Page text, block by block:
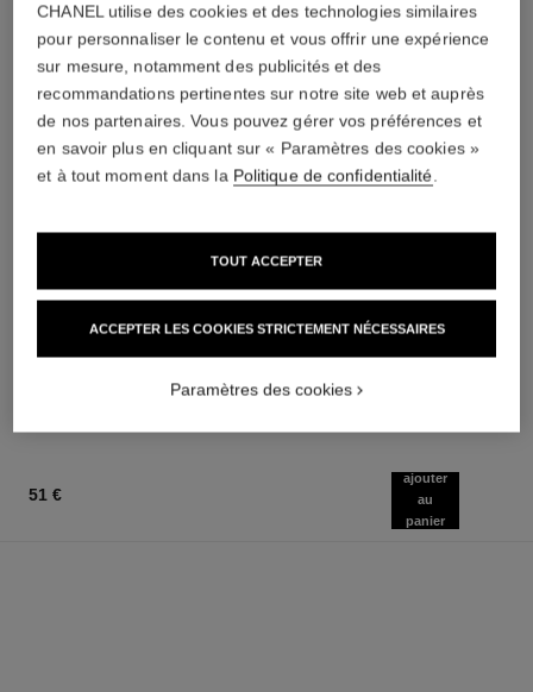
Poudre Légère, Imperceptible
et Modulable
14 teintes disponibles
AJOUTER AU PANIER
Réf. 138847
AJOUTER AU PANIER
51 €
ajouter
au
panier
CHANEL utilise des cookies et des technologies similaires
pour personnaliser le contenu et vous offrir une expérience
sur mesure, notamment des publicités et des
recommandations pertinentes sur notre site web et auprès
de nos partenaires. Vous pouvez gérer vos préférences et
en savoir plus en cliquant sur « Paramètres des cookies »
et à tout moment dans la Politique de confidentialité
ACCEPTER LES COOKIES STRICTEMENT NÉCESSAIRES
TOUT ACCEPTER
Paramètres des cookies